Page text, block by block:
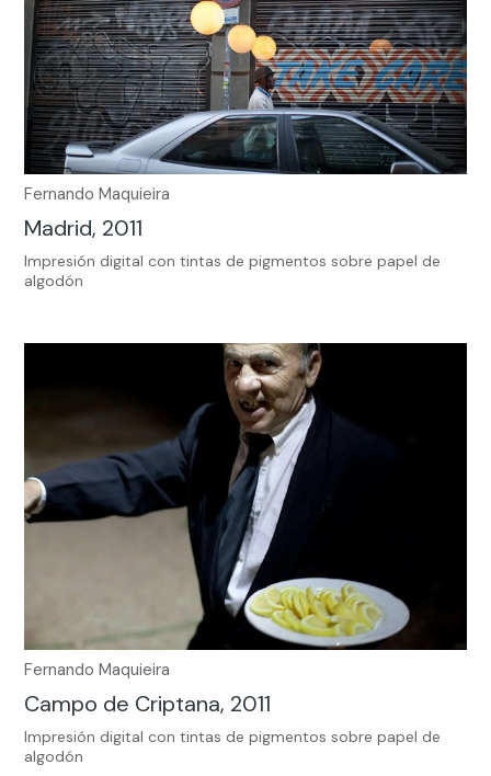
Fernando Maquieira
Madrid, 2011
Impresión digital con tintas de pigmentos sobre papel de
algodón
Fernando Maquieira
Campo de Criptana, 2011
Impresión digital con tintas de pigmentos sobre papel de
algodón